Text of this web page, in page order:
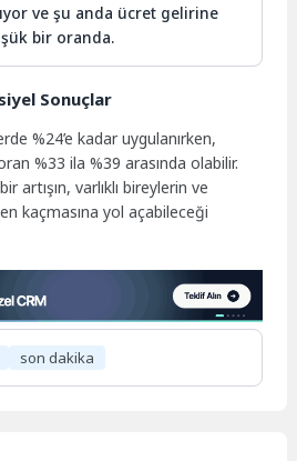
ve şu anda ücret gelirine
bir oranda.
Sonuçlar
%24’e kadar uygulanırken,
%33 ila %39 arasında olabilir.
artışın, varlıklı bireylerin ve
kaçmasına yol açabileceği
son dakika